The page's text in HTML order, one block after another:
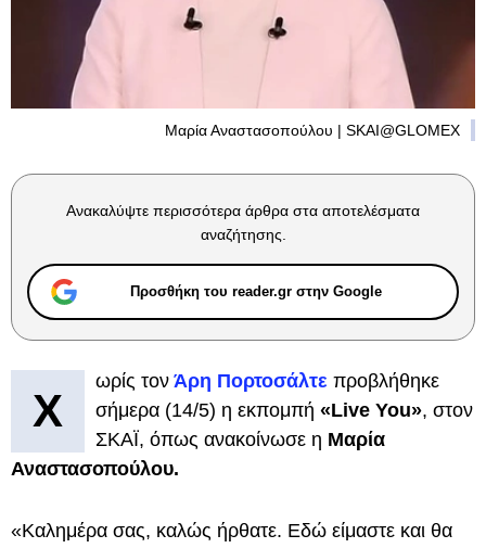
Μαρία Αναστασοπούλου | SKAI@GLOMEX
Ανακαλύψτε περισσότερα άρθρα στα αποτελέσματα
αναζήτησης.
Προσθήκη του reader.gr στην Google
Χ
ωρίς τον Άρη Πορτοσάλτε προβλήθηκε
σήμερα (14/5) η εκπομπή «Live You», στον
ΣΚΑΪ, όπως ανακοίνωσε η Μαρία
Αναστασοπούλου.
«Καλημέρα σας, καλώς ήρθατε. Εδώ είμαστε και θα